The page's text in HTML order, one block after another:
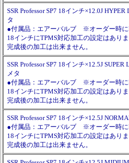
SSR Professor SP7 18インチ×12.0J
タ
●付属品：エアーバルブ ※オーダー時に
18インチにTPMS対応加工の設定はあり
完成後の加工は出来ません。
SSR Professor SP7 18インチ×12.5J
メタ
●付属品：エアーバルブ ※オーダー時に
18インチにTPMS対応加工の設定はあり
完成後の加工は出来ません。
SSR Professor SP7 18インチ×12.5J
●付属品：エアーバルブ ※オーダー時に
18インチにTPMS対応加工の設定はあり
完成後の加工は出来ません。